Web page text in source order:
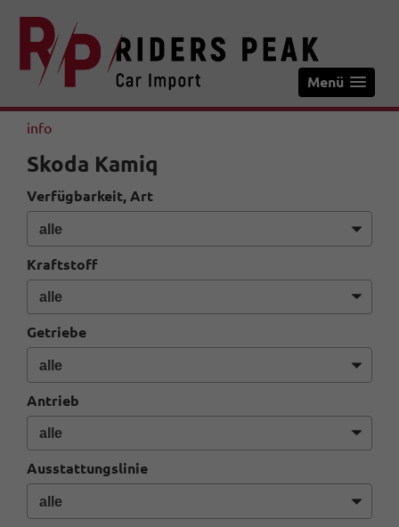
Menü
info
Skoda Kamiq
Verfügbarkeit, Art
Kraftstoff
Getriebe
Antrieb
Ausstattungslinie